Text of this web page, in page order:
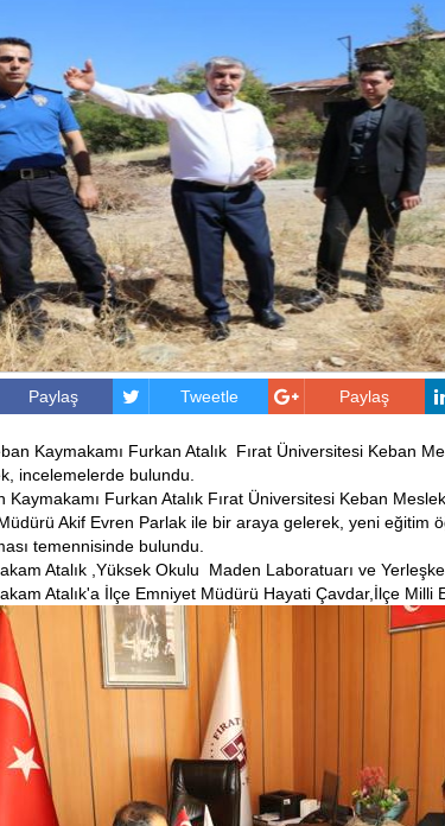
Paylaş Tweetle Paylaş
Kaymakamı Furkan Atalık Fırat Üniversitesi Keban
incelemelerde bulundu.
Kaymakamı Furkan Atalık Fırat Üniversitesi Keban
Akif Evren Parlak ile bir araya gelerek, yeni eğitim
temennisinde bulundu.
Atalık ,Yüksek Okulu Maden Laboratuarı ve
Atalık'a İlçe Emniyet Müdürü Hayati Çavdar,İlçe Milli